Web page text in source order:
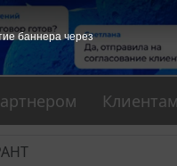
Клиентам
баннера через